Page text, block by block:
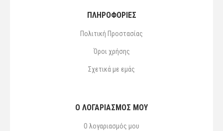
ΠΛΗΡΟΦΟΡΙΕΣ
Πολιτική Προστασίας
Όροι χρήσης
Σχετικά με εμάς
Ο ΛΟΓΑΡΙΑΣΜΌΣ ΜΟΥ
Ο λογαριασμός μου